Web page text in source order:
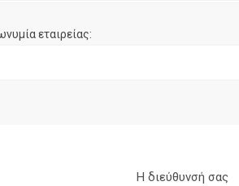
εταιρείας:
Η διεύθυνσή σας